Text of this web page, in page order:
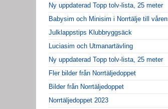
Ny uppdaterad Topp tolv-lista, 25 meter
Babysim och Minisim i Norrtälje till våren
Julklappstips Klubbryggsäck
Luciasim och Utmanartävling
Ny uppdaterad Topp tolv-lista, 25 meter
Fler bilder från Norrtäljedoppet
Bilder från Norrtäljedoppet
Norrtäljedoppet 2023